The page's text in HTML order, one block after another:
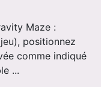
Maze :
positionnez
comme indiqué
...